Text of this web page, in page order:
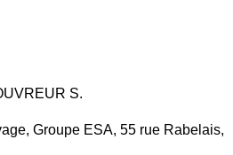
S.
Groupe ESA, 55 rue Rabelais,